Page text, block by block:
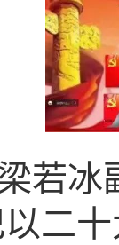
若
二